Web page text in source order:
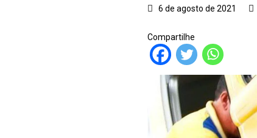
6 de agosto de 2021
Compartilhe